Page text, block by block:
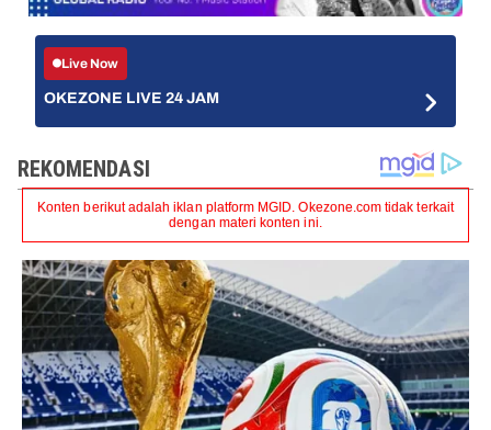
Live Now
OKEZONE LIVE 24 JAM